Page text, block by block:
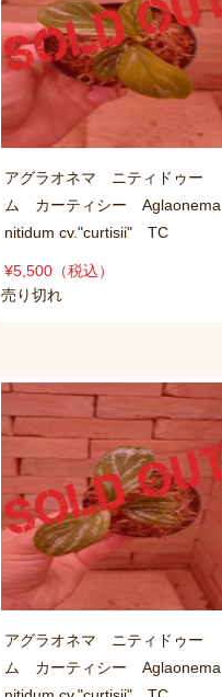
アグラオネマ ニティドゥー
ム カーティシー Aglaonema
nitidum cv."curtisii" TC
¥5,500 （税込）
売り切れ
アグラオネマ ニティドゥー
ム カーティシー Aglaonema